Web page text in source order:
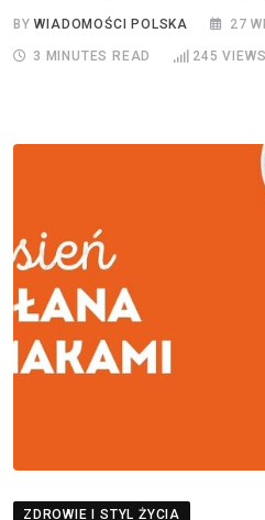
BYWIADOMOŚCI POLSKA 27
3 MINUTES READ 245 VIEWS
ZDROWIE I STYL ŻYCIA